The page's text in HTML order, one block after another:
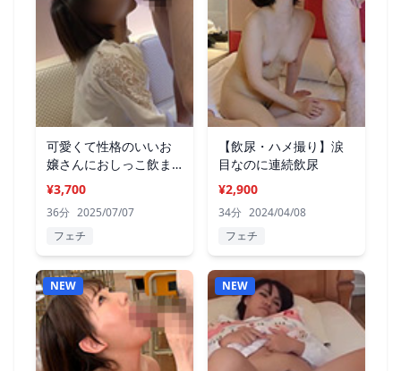
可愛くて性格のいいお
嬢さんにおしっこ飲ま
せる！
¥3,700
36分 2025/07/07
フェチ
【飲尿・ハメ撮り】涙
目なのに連続飲尿
¥2,900
34分 2024/04/08
フェチ
NEW NEW